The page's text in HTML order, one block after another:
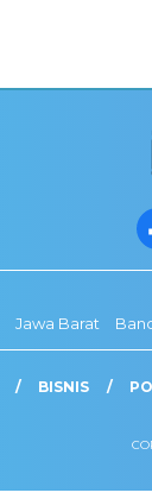
Jawa Barat
BISNIS